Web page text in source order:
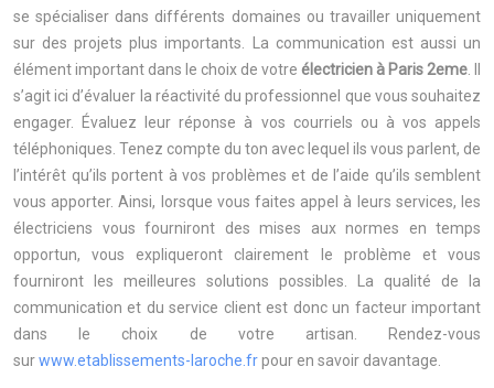
se spécialiser dans différents domaines ou travailler uniquement
sur des projets plus importants. La communication est aussi un
élément important dans le choix de votre électricien à Paris 2eme
s’agit ici d’évaluer la réactivité du professionnel que vous souhaitez
engager. Évaluez leur réponse à vos courriels ou à vos appels
téléphoniques. Tenez compte du ton avec lequel ils vous parlent, de
l’intérêt qu’ils portent à vos problèmes et de l’aide qu’ils semblent
vous apporter. Ainsi, lorsque vous faites appel à leurs services, les
électriciens vous fourniront des mises aux normes en temps
opportun, vous expliqueront clairement le problème et vous
fourniront les meilleures solutions possibles. La qualité de la
communication et du service client est donc un facteur important
dans le choix de votre artisan. Rendez-vous
surwww.etablissements-laroche.frpour en savoir davantage.